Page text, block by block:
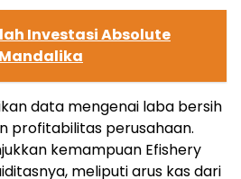
Investasi Absolute
data mengenai laba bersih
profitabilitas perusahaan.
kemampuan Efishery
meliputi arus kas dari